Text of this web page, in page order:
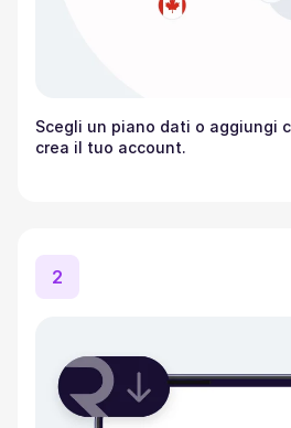
Scegli un piano dati o aggiungi
crea il tuo account.
2